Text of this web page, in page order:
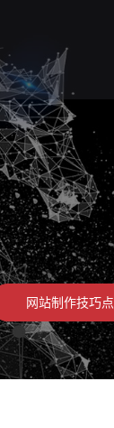
网站制作技巧点